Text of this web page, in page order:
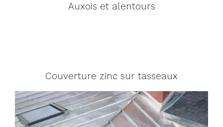
Auxois et alentours
Couverture zinc sur tasseaux